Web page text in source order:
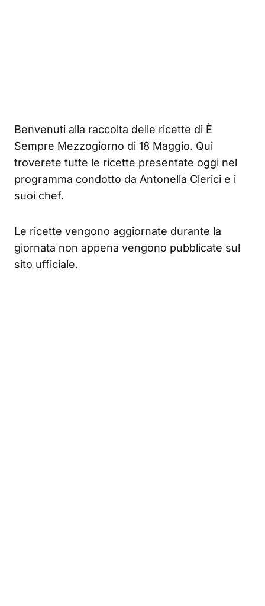
Benvenuti alla raccolta delle ricette di È
Sempre Mezzogiorno di 18 Maggio. Qui
troverete tutte le ricette presentate oggi nel
programma condotto da Antonella Clerici e i
suoi chef.
Le ricette vengono aggiornate durante la
giornata non appena vengono pubblicate sul
sito ufficiale.